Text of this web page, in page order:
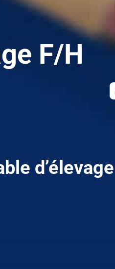
F/H
d’élevage